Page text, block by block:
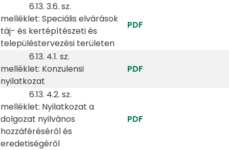
6.13. 3.6. sz.
melléklet: Speciális elvárások
táj- és kertépítészeti és
településtervezési területen
PDF
6.13. 4.1. sz.
melléklet: Konzulensi
nyilatkozat
PDF
6.13. 4.2. sz.
melléklet: Nyilatkozat a
dolgozat nyilvános
hozzáféréséről és
eredetiségéről
PDF